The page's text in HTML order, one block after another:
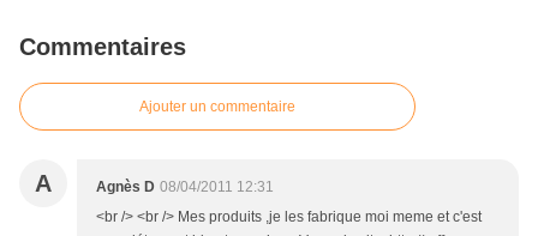
Commentaires
Ajouter un commentaire
A Agnès D 08/04/2011 12:31
<br /> <br /> Mes produits ,je les fabrique moi meme et c'est